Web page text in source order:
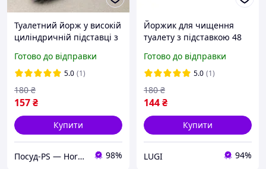
Туалетний йорж у високій
циліндричній підставці з
Elif
Готово до відправки
5.0 (1)
157₴
180 ₴
Купити
Посуд-PS — Horeca Посуд Подарунки 98%
Йоржик для чищення
туалету з підставкою 48
унітазу помаранчевий,
йорж з тримачем для
санвузла
Готово до відправки
5.0 (1)
144₴
180 ₴
Купити
LUGI 94%